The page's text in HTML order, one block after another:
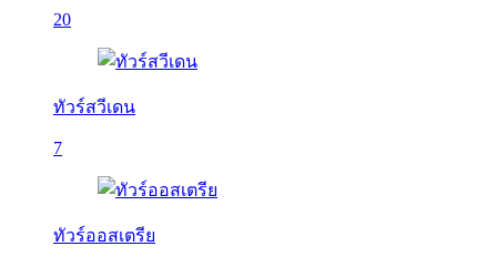
20
ทัวร์สวีเดน
7
ทัวร์ออสเตรีย